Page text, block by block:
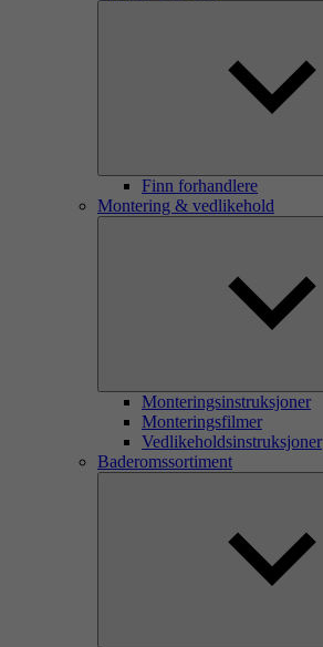
Finn forhandlere
Montering & vedlikehold
Monteringsinstruksjoner
Monteringsfilmer
Vedlikeholdsinstruksjoner
Baderomssortiment